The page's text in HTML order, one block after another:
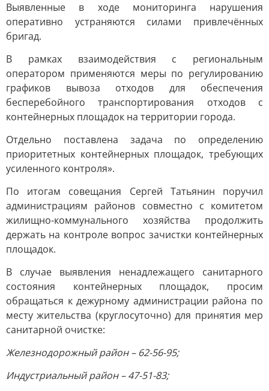
Выявленные в ходе мониторинга нарушения
оперативно устраняются силами привлечённых
бригад.
В рамках взаимодействия с региональным
оператором применяются меры по регулированию
графиков вывоза отходов для обеспечения
бесперебойного транспортирования отходов с
контейнерных площадок на территории города.
Отдельно поставлена задача по определению
приоритетных контейнерных площадок, требующих
усиленного контроля».
По итогам совещания Сергей Татьянин поручил
администрациям районов совместно с комитетом
жилищно-коммунального хозяйства продолжить
держать на контроле вопрос зачистки контейнерных
площадок.
В случае выявления ненадлежащего санитарного
состояния контейнерных площадок, просим
обращаться к дежурному администрации района по
месту жительства (круглосуточно) для принятия мер
санитарной очистке:
Железнодорожный район – 62-56-95;
Индустриальный район – 47-51-83;